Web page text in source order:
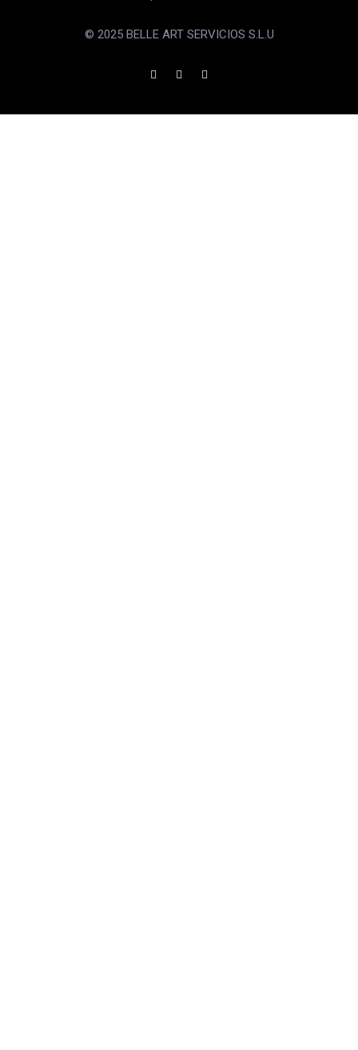
© 2025 BELLE ART SERVICIOS S.L.U